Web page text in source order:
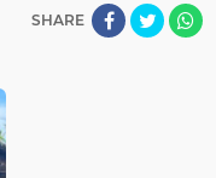
SHARE